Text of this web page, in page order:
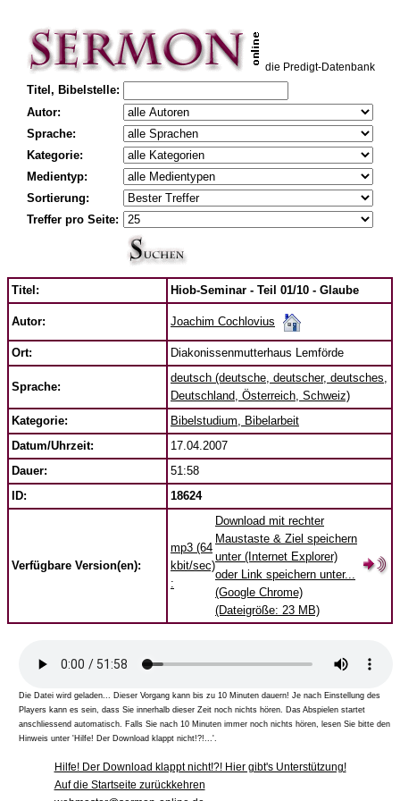
die Predigt-Datenbank
Titel, Bibelstelle:
Autor:
Sprache:
Kategorie:
Medientyp:
Sortierung:
Treffer pro Seite:
Titel: Hiob-Seminar - Teil 01/10 - Glaube
Autor: Joachim Cochlovius
Ort: Diakonissenmutterhaus Lemförde
Sprache:
deutsch (deutsche, deutscher, deutsches,
Deutschland, Österreich, Schweiz)
Kategorie:
Bibelstudium, Bibelarbeit
Datum/Uhrzeit:
17.04.2007
Dauer:
51:58
ID:
18624
Verfügbare Version(en):
mp3 (64
kbit/sec)
:
Download mit rechter
Maustaste & Ziel speichern
unter (Internet Explorer)
oder Link speichern unter...
(Google Chrome)
(Dateigröße: 23 MB)
Die Datei wird geladen... Dieser Vorgang kann bis zu 10 Minuten dauern! Je nach Einstellung des
Players kann es sein, dass Sie innerhalb dieser Zeit noch nichts hören. Das Abspielen startet
anschliessend automatisch. Falls Sie nach 10 Minuten immer noch nichts hören, lesen Sie bitte den
Hinweis unter 'Hilfe! Der Download klappt nicht!?!...'.
Hilfe! Der Download klappt nicht!?! Hier gibt's Unterstützung!
Auf die Startseite zurückkehren